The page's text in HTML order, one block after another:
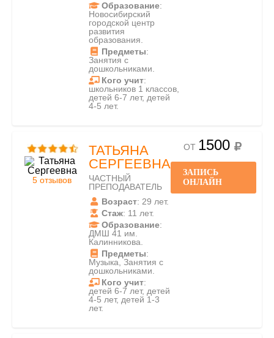
Образование:
Новосибирский
городской центр
развития
образования.
Предметы:
Занятия с
дошкольниками.
Кого учит:
школьников 1 классов,
детей 6-7 лет, детей
4-5 лет.
5 отзывов
ТАТЬЯНА
СЕРГЕЕВНА
ЧАСТНЫЙ
ПРЕПОДАВАТЕЛЬ
Возраст: 29 лет.
Стаж: 11 лет.
Образование:
ДМШ 41 им.
Калинникова.
Предметы:
Музыка, Занятия с
дошкольниками.
Кого учит:
детей 6-7 лет, детей
4-5 лет, детей 1-3
лет.
ОТ 1500
ЗАПИСЬ
ОНЛАЙН